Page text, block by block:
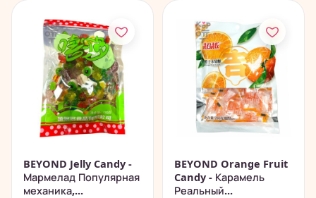
BEYOND Jelly Candy -
Мармелад Популярная
механика,...
BEYOND Orange Fruit
Candy - Карамель
Реальный...